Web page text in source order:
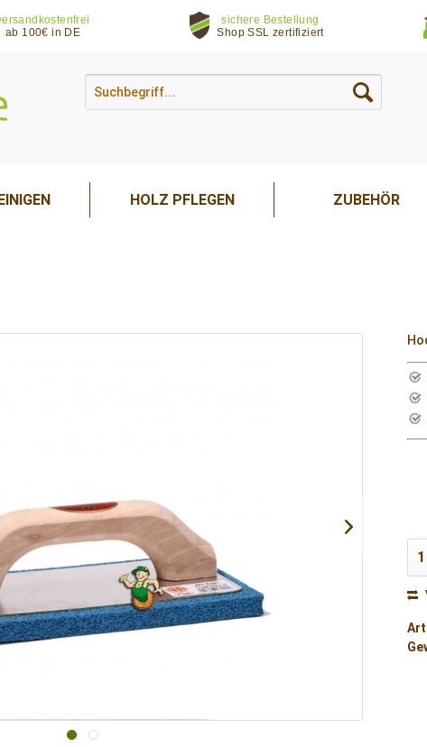
ab 100€ in DE
sichere Bestellung
Shop SSL zertifiziert
HOLZ PFLEGEN ZUBEHÖR